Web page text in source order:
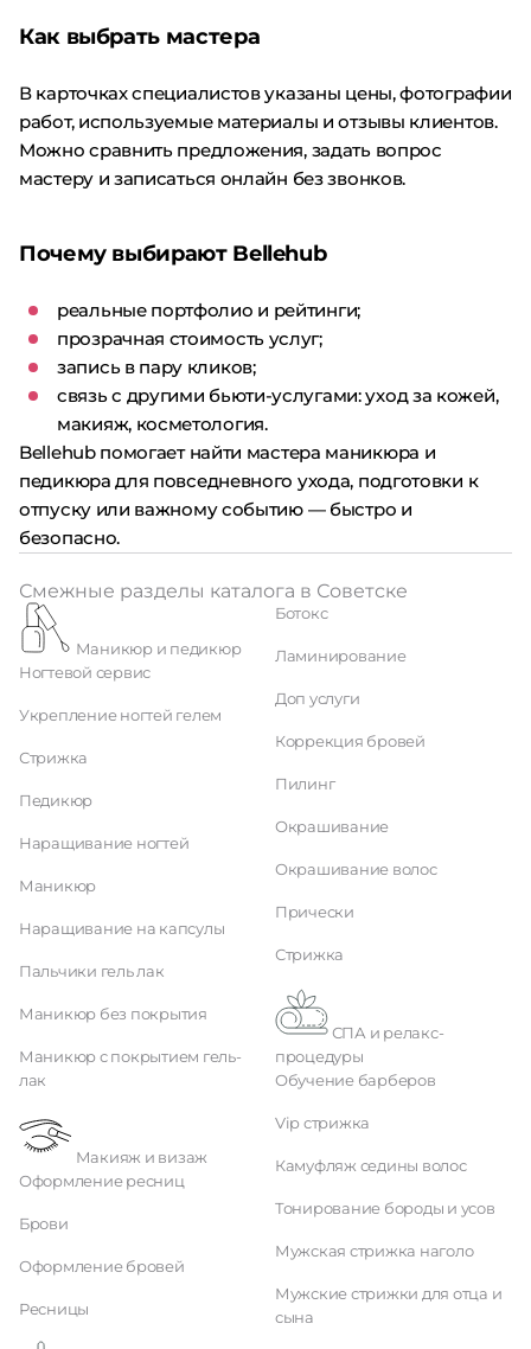
Как выбрать мастера
В карточках специалистов указаны цены, фотографии
работ, используемые материалы и отзывы клиентов.
Можно сравнить предложения, задать вопрос
мастеру и записаться онлайн без звонков.
Почему выбирают Bellehub
реальные портфолио и рейтинги;
прозрачная стоимость услуг;
запись в пару кликов;
связь с другими бьюти-услугами: уход за кожей,
макияж, косметология.
Bellehub помогает найти мастера маникюра и
педикюра для повседневного ухода, подготовки к
отпуску или важному событию — быстро и
безопасно.
Смежные разделы каталога в Советске
Маникюр и педикюр
Ногтевой сервис
Укрепление ногтей гелем
Стрижка
Педикюр
Наращивание ногтей
Маникюр
Наращивание на капсулы
Пальчики гель лак
Маникюр без покрытия
Маникюр с покрытием гель-
лак
Макияж и визаж
Оформление ресниц
Брови
Оформление бровей
Ресницы
Ботокс
Ламинирование
Доп услуги
Коррекция бровей
Пилинг
Окрашивание
Окрашивание волос
Прически
Стрижка
процедуры
Обучение барберов
Vip стрижка
Камуфляж седины волос
Тонирование бороды и усов
Мужская стрижка наголо
Мужские стрижки для отца и
сына